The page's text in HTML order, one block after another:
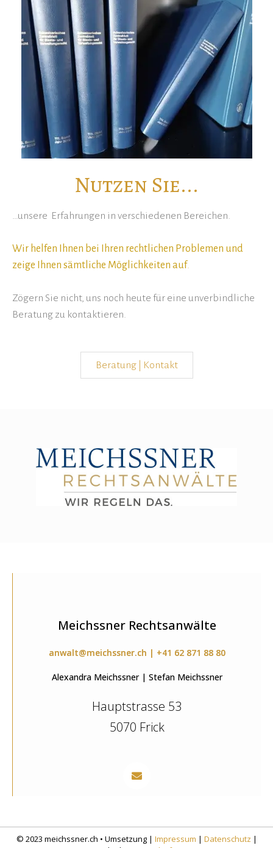
Nutzen Sie...
…unsere Erfahrungen in verschiedenen Bereichen.
Wir helfen Ihnen bei Ihren rechtlichen Problemen und
zeige Ihnen sämtliche Möglichkeiten auf.
Zögern Sie nicht, uns noch heute für eine unverbindliche
Beratung zu kontaktieren.
Beratung | Kontakt
Meichssner Rechtsanwälte
anwalt@meichssner.ch | +41 62 871 88 80
Alexandra Meichssner | Stefan Meichssner
Hauptstrasse 53
5070 Frick
© 2023 meichssner.ch • Umsetzung | Impressum | Datenschutz |